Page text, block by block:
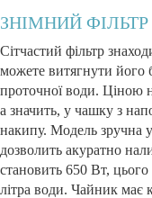
ЗНІМНИЙ ФІЛЬТР
Сітчастий фільтр
можете витягнути його
проточної води. Ціною
а значить, у чашку з
накипу. Модель зручна
дозволить акуратно
становить 650 Вт,
літра води. Чайник має